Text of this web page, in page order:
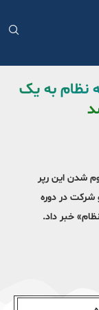
نظام به یک
شدن این رپر
در دوره
خبر داد.